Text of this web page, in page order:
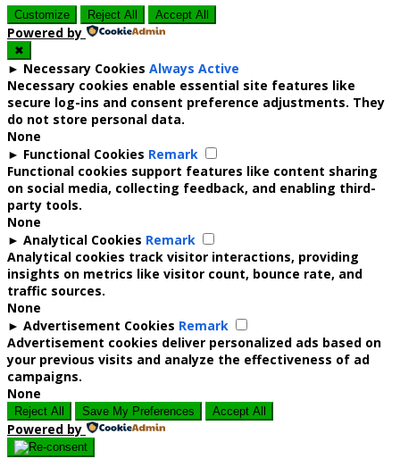
Customize Reject All Accept All
Powered by
✖
► Necessary Cookies Always Active
Necessary cookies enable essential site features like
secure log-ins and consent preference adjustments. They
do not store personal data.
None
► Functional Cookies Remark
Functional cookies support features like content sharing
on social media, collecting feedback, and enabling third-
party tools.
None
► Analytical Cookies Remark
Analytical cookies track visitor interactions, providing
insights on metrics like visitor count, bounce rate, and
traffic sources.
None
► Advertisement Cookies Remark
Advertisement cookies deliver personalized ads based on
your previous visits and analyze the effectiveness of ad
campaigns.
None
Reject All Save My Preferences Accept All
Powered by